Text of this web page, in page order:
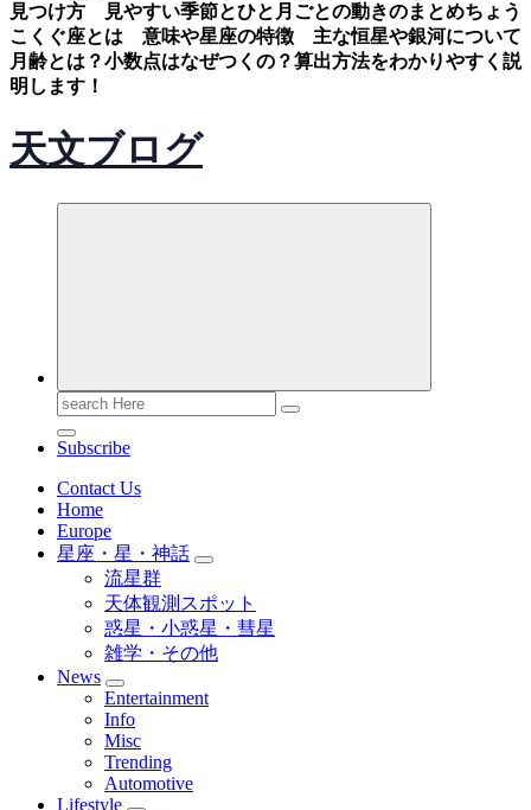
見つけ方 見やすい季節とひと月ごとの動きのまとめちょう
こくぐ座とは 意味や星座の特徴 主な恒星や銀河について
月齢とは？小数点はなぜつくの？算出方法をわかりやすく説
明します！
天文ブログ
Search
for:
Subscribe
Contact Us
Home
Europe
星座・星・神話
流星群
天体観測スポット
惑星・小惑星・彗星
雑学・その他
News
Entertainment
Info
Misc
Trending
Automotive
Lifestyle